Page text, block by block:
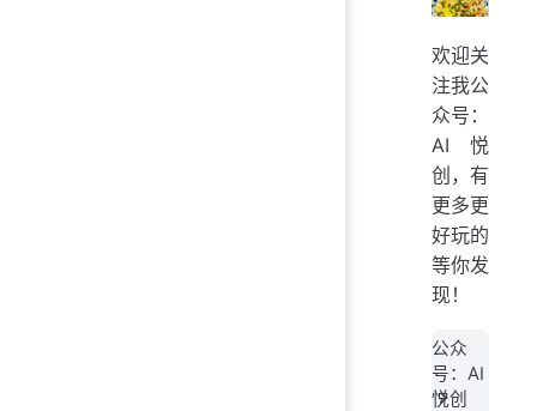
欢迎关
注我公
众号：
AI悦
创，有
更多更
好玩的
等你发
现！
公众
号：AI
悦创